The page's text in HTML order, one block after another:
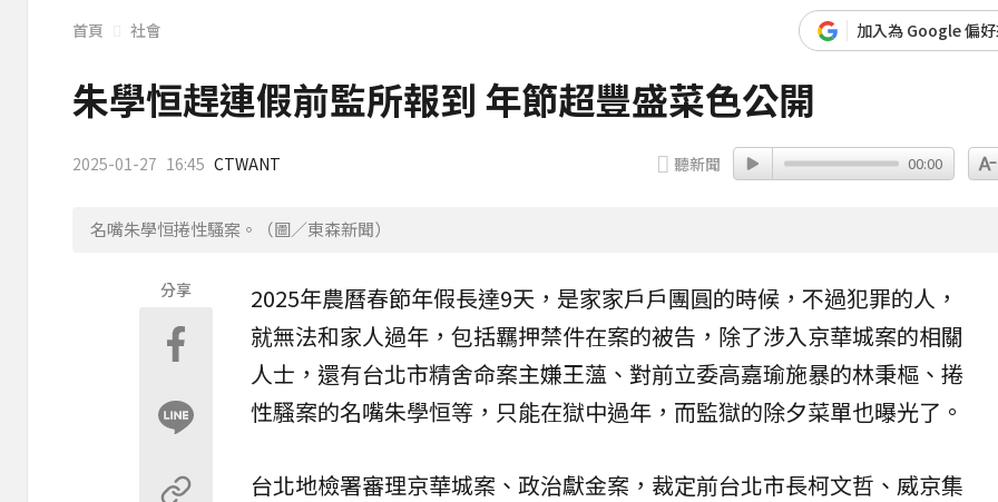
下載東森App，隨時掌握天下大小事！
快訊／雷雨狂炸雙北！警戒地區一次看
23分鐘前
首頁 社會 加入為 Google 偏
朱學恒趕連假前監所報到 年節超豐盛菜色公開
2025-01-27 16:45 CTWANT 聽新聞 00:00
名嘴朱學恒捲性騷案。（圖／東森新聞）
分享
2025年農曆春節年假長達9天，是家家戶戶團圓的時候，不過犯罪的人，
就無法和家人過年 ，包括羈押禁件在案的被告，除了涉入京華城案的相關
人士，還有台北市精舍命案主嫌王薀、對前立委高嘉瑜施暴的林秉樞、捲
性騷案的名嘴朱學恒等，只能在獄中過年，而監獄的除夕菜單也曝光了。
台北地檢署審理京華城案、政治獻金案，裁定前台北市長柯文哲、威京集